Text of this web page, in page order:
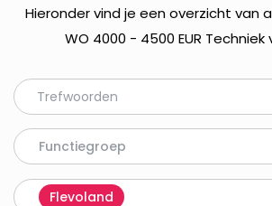
Hieronder vind je een overzicht van
WO 4000 - 4500 EUR
Functiegroep
Flevoland